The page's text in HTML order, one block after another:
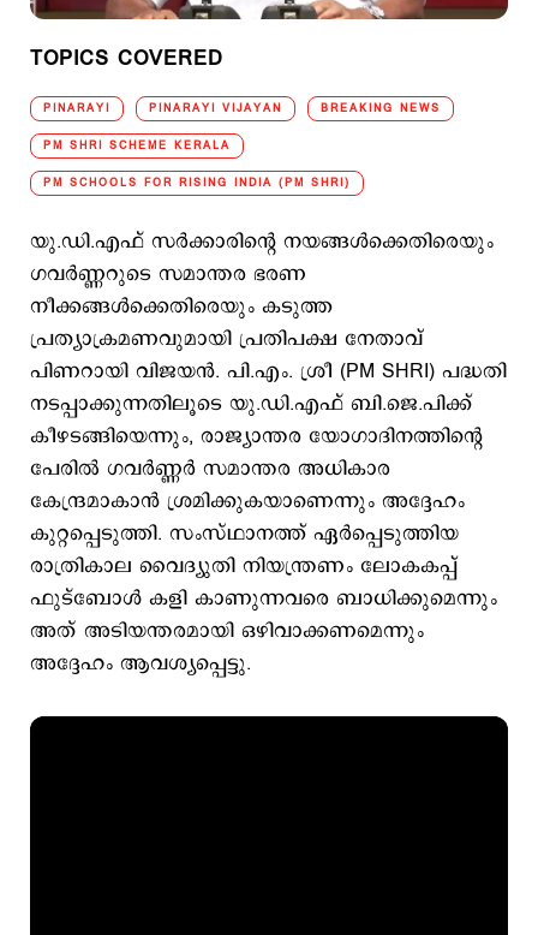
TOPICS COVERED
PINARAYI PINARAYI VIJAYAN BREAKING NEWS
PM SHRI SCHEME KERALA
PM SCHOOLS FOR RISING INDIA (PM SHRI)
യു.ഡി.എഫ് സർക്കാരിന്റെ നയങ്ങൾക്കെതിരെയും
ഗവർണ്ണറുടെ സമാന്തര ഭരണ
നീക്കങ്ങൾക്കെതിരെയും കടുത്ത
പ്രത്യാക്രമണവുമായി പ്രതിപക്ഷ നേതാവ്
പിണറായി വിജയൻ. പി.എം. ശ്രീ (PM SHRI) പദ്ധതി
നടപ്പാക്കുന്നതിലൂടെ യു.ഡി.എഫ് ബി.ജെ.പിക്ക്
കീഴടങ്ങിയെന്നും, രാജ്യാന്തര യോഗാദിനത്തിന്റെ
പേരിൽ ഗവർണ്ണർ സമാന്തര അധികാര
കേന്ദ്രമാകാൻ ശ്രമിക്കുകയാണെന്നും അദ്ദേഹം
കുറ്റപ്പെടുത്തി. സംസ്ഥാനത്ത് ഏർപ്പെടുത്തിയ
രാത്രികാല വൈദ്യുതി നിയന്ത്രണം ലോകകപ്പ്
ഫുട്ബോൾ കളി കാണുന്നവരെ ബാധിക്കുമെന്നും
അത് അടിയന്തരമായി ഒഴിവാക്കണമെന്നും
അദ്ദേഹം ആവശ്യപ്പെട്ടു.